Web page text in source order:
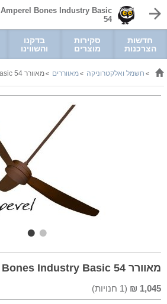
Amperel Bones Industry Basic
54
חדשות
הצרכנות
סקירות
מוצרים
בדקנו
והשווינו
> חשמל ואלקטרוניקה >מאווררים >מאוורר Amperel Bones Industry Basic 54
מאוורר Amperel Bones Industry Basic 54
1,045
₪
(
1 חנויות)